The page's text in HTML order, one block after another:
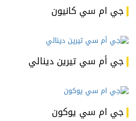
جي ام سي كانيون
جي أم سي تيرين دينالي
جي ام سي يوكون